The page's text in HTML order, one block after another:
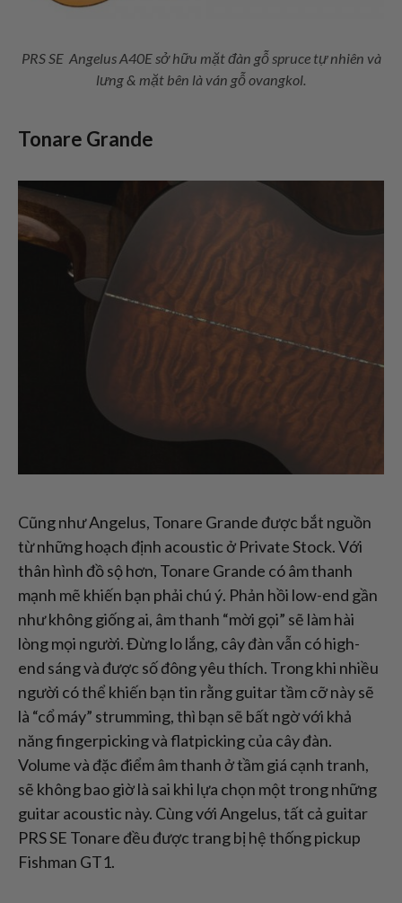
PRS SE Angelus A40E sở hữu mặt đàn gỗ spruce tự nhiên và
lưng & mặt bên là ván gỗ ovangkol.
Tonare Grande
Cũng như Angelus, Tonare Grande được bắt nguồn
từ những hoạch định acoustic ở Private Stock. Với
thân hình đồ sộ hơn, Tonare Grande có âm thanh
mạnh mẽ khiến bạn phải chú ý. Phản hồi low-end gần
như không giống ai, âm thanh “mời gọi” sẽ làm hài
lòng mọi người. Đừng lo lắng, cây đàn vẫn có high-
end sáng và được số đông yêu thích. Trong khi nhiều
người có thể khiến bạn tin rằng guitar tầm cỡ này sẽ
là “cổ máy” strumming, thì bạn sẽ bất ngờ với khả
năng fingerpicking và flatpicking của cây đàn.
Volume và đặc điểm âm thanh ở tầm giá cạnh tranh,
sẽ không bao giờ là sai khi lựa chọn một trong những
guitar acoustic này. Cùng với Angelus, tất cả guitar
PRS SE Tonare đều được trang bị hệ thống pickup
Fishman GT1.